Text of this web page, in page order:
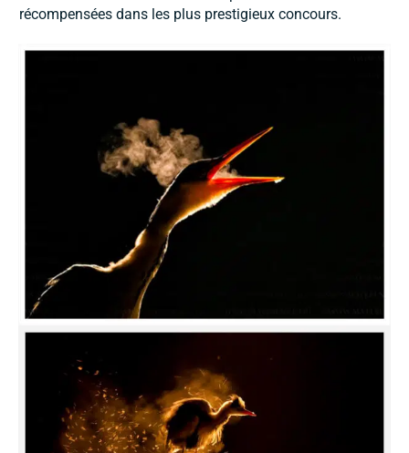
récompensées dans les plus prestigieux concours.